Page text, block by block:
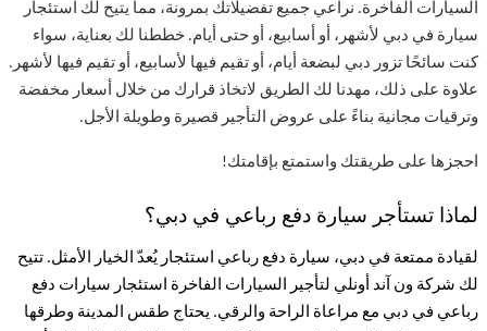
السيارات الفاخرة. نراعي جميع تفضيلاتك بمرونة، مما يتيح لك استئجار
سيارة في دبي لأشهر، أو أسابيع، أو حتى أيام. خططنا لك بعناية، سواء
كنت سائحًا تزور دبي لبضعة أيام، أو تقيم فيها لأسابيع، أو تقيم فيها لأشهر.
علاوة على ذلك، مهدنا لك الطريق لاتخاذ قرارك من خلال أسعار مخفضة
وترقيات مجانية بناءً على عروض التأجير قصيرة وطويلة الأجل.
احجزها على طريقتك واستمتع بإقامتك!
لماذا تستأجر سيارة دفع رباعي في دبي؟
لقيادة ممتعة في دبي، سيارة دفع رباعي استئجار يُعدّ الخيار الأمثل. تتيح
لك شركة ون آند أونلي لتأجير السيارات الفاخرة استئجار سيارات دفع
رباعي في دبي مع مراعاة الراحة والرقي. يحتاج طقس المدينة وطرقها